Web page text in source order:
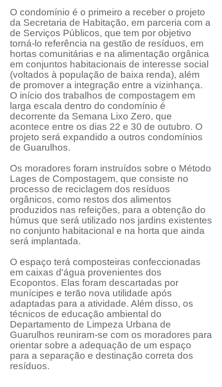
O condomínio é o primeiro a receber o projeto
da Secretaria de Habitação, em parceria com a
de Serviços Públicos, que tem por objetivo
torná-lo referência na gestão de resíduos, em
hortas comunitárias e na alimentação orgânica
em conjuntos habitacionais de interesse social
(voltados à população de baixa renda), além
de promover a integração entre a vizinhança.
O início dos trabalhos de compostagem em
larga escala dentro do condomínio é
decorrente da Semana Lixo Zero, que
acontece entre os dias 22 e 30 de outubro. O
projeto será expandido a outros condomínios
de Guarulhos.
Os moradores foram instruídos sobre o Método
Lages de Compostagem, que consiste no
processo de reciclagem dos resíduos
orgânicos, como restos dos alimentos
produzidos nas refeições, para a obtenção do
húmus que será utilizado nos jardins existentes
no conjunto habitacional e na horta que ainda
será implantada.
O espaço terá composteiras confeccionadas
em caixas d'água provenientes dos
Ecopontos. Elas foram descartadas por
munícipes e terão nova utilidade após
adaptadas para a atividade. Além disso, os
técnicos de educação ambiental do
Departamento de Limpeza Urbana de
Guarulhos reuniram-se com os moradores para
orientar sobre a adequação de um espaço
para a separação e destinação correta dos
resíduos.